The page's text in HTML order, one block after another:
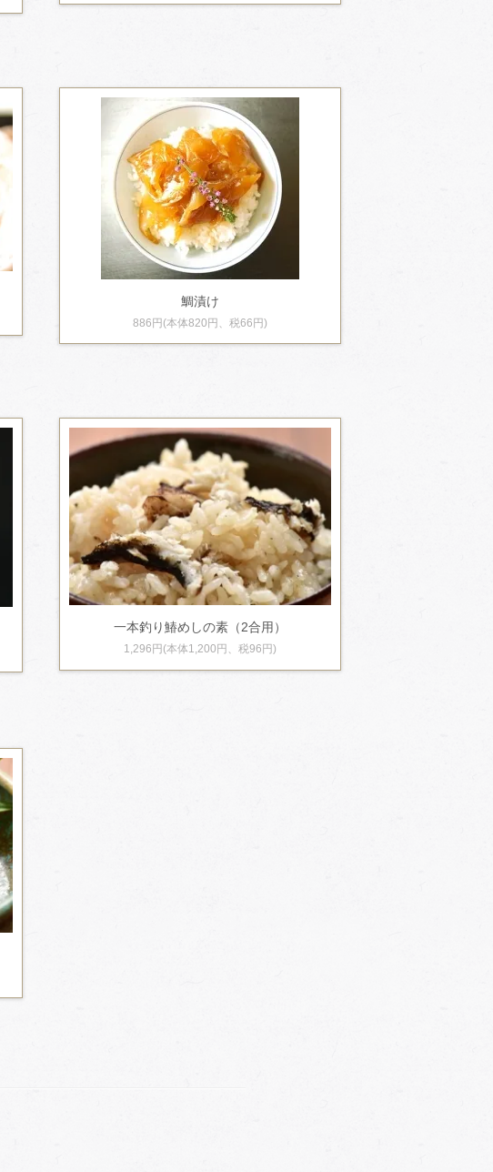
鯛漬け
886円(本体820円、税66円)
一本釣り鰆めしの素（2合用）
1,296円(本体1,200円、税96円)